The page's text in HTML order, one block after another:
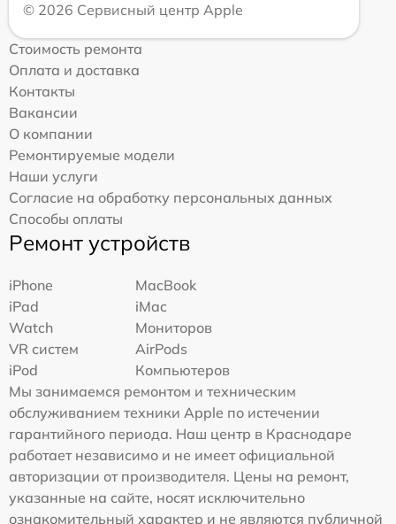
© 2026 Сервисный центр Apple
Стоимость ремонта
Оплата и доставка
Контакты
Вакансии
О компании
Ремонтируемые модели
Наши услуги
Согласие на обработку персональных данных
Способы оплаты
Ремонт устройств
iPhone
MacBook
iPad
iMac
Watch
Мониторов
VR систем
AirPods
iPod
Компьютеров
Мы занимаемся ремонтом и техническим
обслуживанием техники Apple по истечении
гарантийного периода. Наш центр в Краснодаре
работает независимо и не имеет официальной
авторизации от производителя. Цены на ремонт,
указанные на сайте, носят исключительно
ознакомительный характер и не являются публичной